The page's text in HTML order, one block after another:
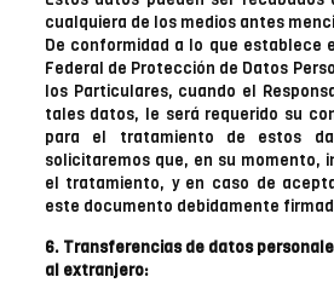
cualquiera de los medios antes
De conformidad a lo que establece
Federal de Protección de Datos
los Particulares, cuando el
tales datos, le será requerido su
para el tratamiento de estos
solicitaremos que, en su momento,
el tratamiento, y en caso de
este documento debidamente
6. Transferencias de datos
al extranjero: